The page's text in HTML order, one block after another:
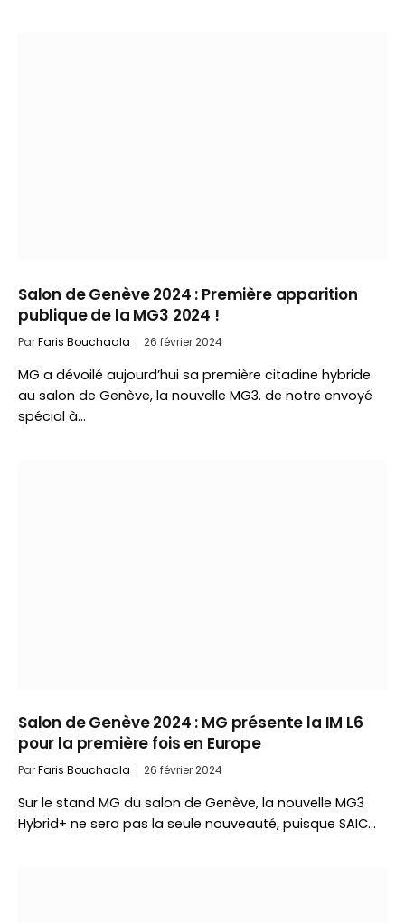
Salon de Genève 2024 : Première apparition
publique de la MG3 2024 !
ParFaris Bouchaala 26 février 2024
MG a dévoilé aujourd’hui sa première citadine hybride
au salon de Genève, la nouvelle MG3. de notre envoyé
spécial à…
Salon de Genève 2024 : MG présente la IM L6
pour la première fois en Europe
ParFaris Bouchaala 26 février 2024
Sur le stand MG du salon de Genève, la nouvelle MG3
Hybrid+ ne sera pas la seule nouveauté, puisque SAIC…